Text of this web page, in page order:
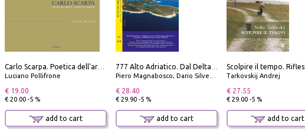
Carlo Scarpa. Poetica dell'arredo. Tavoli e sedie-Poetics of furniture. Tables and chairs. Ediz. bilingue
Luciano Pollifrone
€ 19.00
€ 20.00 -5 %
add to cart
777 Alto Adriatico. Dal Delta del Po a Capo Promontore. Con QR Code
Piero Magnabosco; Dario Silvestro; Marco Sbrizzi
€ 28.40
€ 29.90 -5 %
add to cart
Tarkovskij Andrej
€ 27.55
€ 29.00 -5 %
add to cart